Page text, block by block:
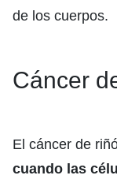
de los cuerpos.
Cáncer
El cáncer de
cuando las